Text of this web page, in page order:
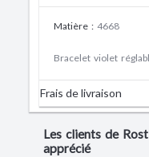
Matière : 4668
Bracelet violet
Frais de livraison
Les clients de
apprécié